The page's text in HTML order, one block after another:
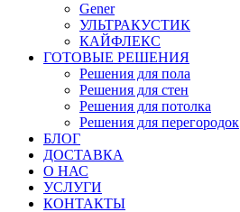
Gener
УЛЬТРАКУСТИК
КАЙФЛЕКС
ГОТОВЫЕ РЕШЕНИЯ
Решения для пола
Решения для стен
Решения для потолка
Решения для перегородок
БЛОГ
ДОСТАВКА
О НАС
УСЛУГИ
КОНТАКТЫ